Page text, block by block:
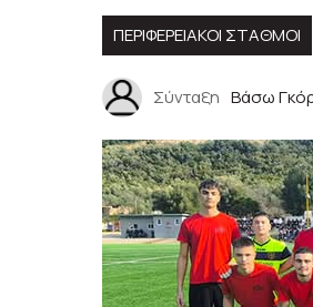
ΠΕΡΙΦΕΡΕΙΑΚΟΊ ΣΤΑΘΜΟΊ
Σύνταξη Βάσω